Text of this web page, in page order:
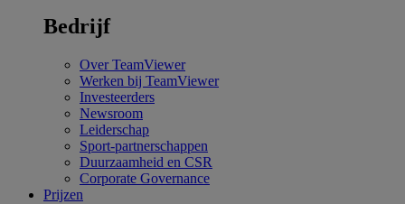
Bedrijf
Over TeamViewer
Werken bij TeamViewer
Investeerders
Newsroom
Leiderschap
Sport-partnerschappen
Duurzaamheid en CSR
Corporate Governance
Prijzen